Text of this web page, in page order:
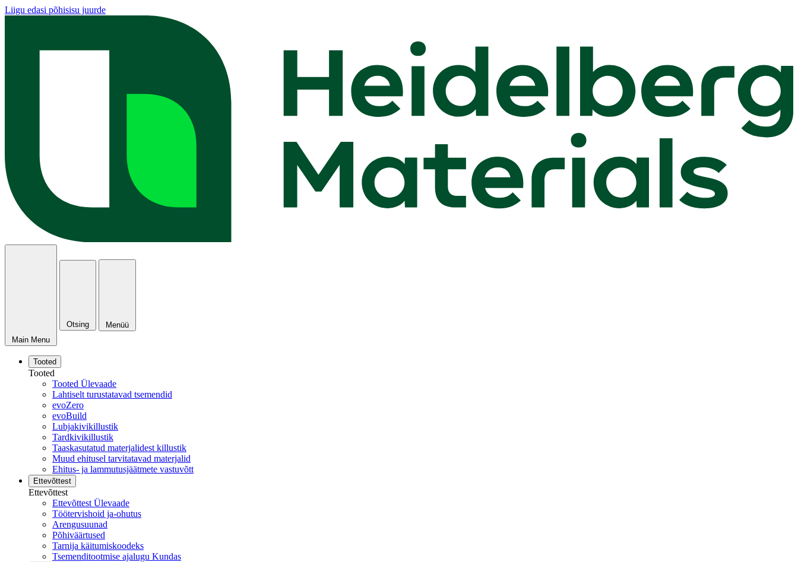
Liigu edasi põhisisu juurde
Main Menu
Otsing Menüü
Tooted
Tooted
Tooted Ülevaade
Lahtiselt turustatavad tsemendid
evoZero
evoBuild
Lubjakivikillustik
Tardkivikillustik
Taaskasutatud materjalidest killustik
Muud ehitusel tarvitatavad materjalid
Ehitus- ja lammutusjäätmete vastuvõtt
Ettevõttest
Ettevõttest
Ettevõttest Ülevaade
Töötervishoid ja-ohutus
Arengusuunad
Põhiväärtused
Tarnija käitumiskoodeks
Tsemenditootmise ajalugu Kundas